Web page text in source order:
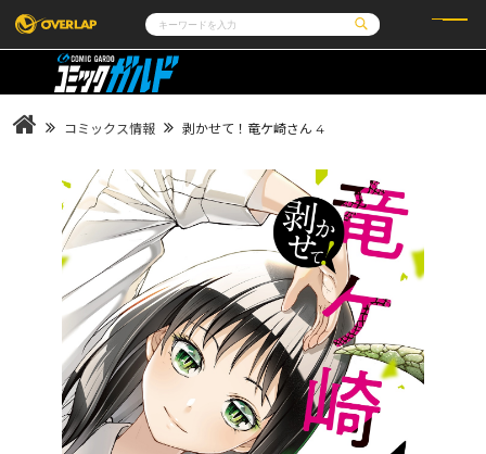
コミック
LiQulle
ライトノベル
ノベルスf
ポケットモンスター
アニメ
ゲーム
オーバーラップ広報室
企業
会社概要
採用情報
アクセス
オーバーラップホールディングス
お問い合わせはこちら
オーバーラップ文庫
オーバーラップノベルス
オーバーラップノベルスf
コミックス情報 剥かせて！竜ケ崎さん 4